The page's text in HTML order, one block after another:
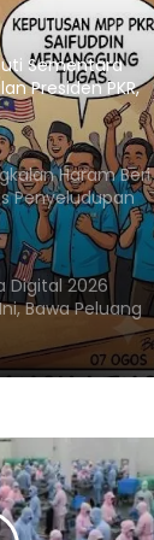
Sementara
Presiden PKR,
Tugas
Haram Beri
Penyeludupan
Menjunam
Digital 2026
Bawa Peluang
Setempat
Perkukuh
dan